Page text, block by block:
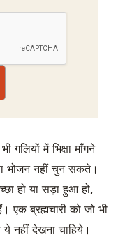
गलियों में भिक्षा माँगने
भोजन नहीं चुन सकते।
हो या सड़ा हुआ हो,
ब्रह्मचारी को जो भी
नहीं देखना चाहिये।